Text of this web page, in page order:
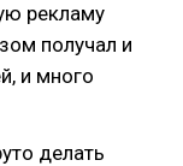
рекламу
получал и
и много
делать